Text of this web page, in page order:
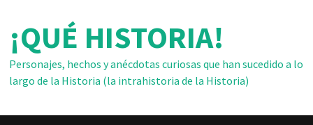
contenido
¡QUÉ HISTORIA!
Personajes, hechos y anécdotas curiosas que han sucedido a lo
largo de la Historia (la intrahistoria de la Historia)